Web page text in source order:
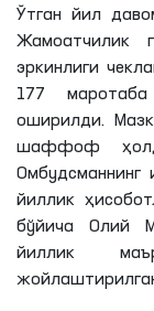
Ўтган йил
Жамоатчилик
эркинлиги
177
оширилди.
шаффоф
Омбудсманнинг
йиллик
бўйича Олий
йиллик